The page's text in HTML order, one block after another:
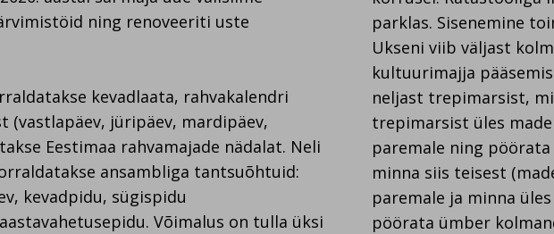
ning renoveeriti uste
kevadlaata, rahvakalendri
(vastlapäev, jüripäev, mardipäev,
Eestimaa rahvamajade nädalat. Neli
ansambliga tantsuõhtuid:
kevadpidu, sügispidu
Võimalus on tulla üksi
parklas. Sisenemine
Ukseni viib väljast
kultuurimajja
neljast trepimarsist,
trepimarsist üles
paremale ning
minna siis teisest
paremale ja minna
pöörata ümber